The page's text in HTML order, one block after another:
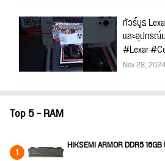
ทัวร์บูธ
และอุปกรณ์
#Lexar
Nov 28, 2024
Top 5 - RAM
1 HIKSEMI ARMOR DDR5